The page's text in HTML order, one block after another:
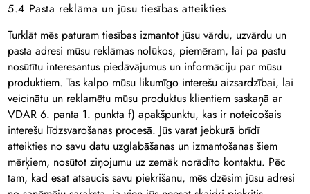
5.4 Pasta reklāma un jūsu tiesības atteikties
Turklāt mēs paturam tiesības izmantot jūsu vārdu, uzvārdu un
pasta adresi mūsu reklāmas nolūkos, piemēram, lai pa pastu
nosūtītu interesantus piedāvājumus un informāciju par mūsu
produktiem. Tas kalpo mūsu likumīgo interešu aizsardzībai, lai
veicinātu un reklamētu mūsu produktus klientiem saskaņā ar
VDAR 6. panta 1. punkta f) apakšpunktu, kas ir noteicošais
interešu līdzsvarošanas procesā. Jūs varat jebkurā brīdī
atteikties no savu datu uzglabāšanas un izmantošanas šiem
mērķiem, nosūtot ziņojumu uz zemāk norādīto kontaktu. Pēc
tam, kad esat atsaucis savu piekrišanu, mēs dzēsim jūsu adresi